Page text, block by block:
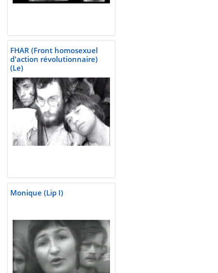
FHAR (Front homosexuel
d'action révolutionnaire)
(Le)
Monique (Lip I)